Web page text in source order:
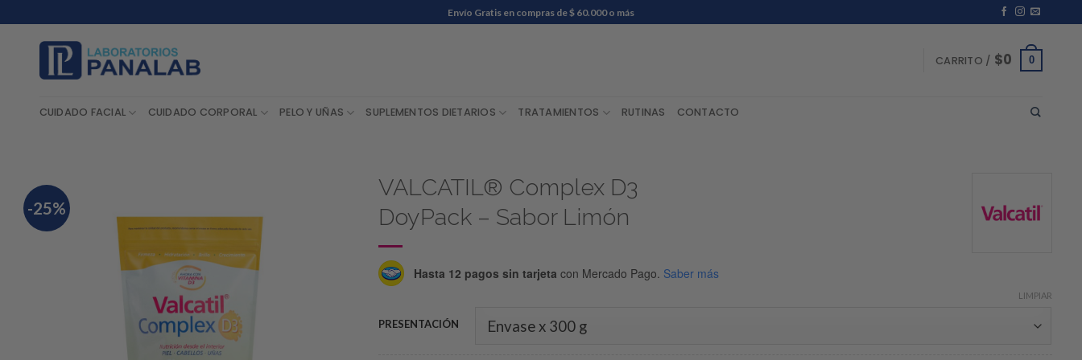
al
contenido
Envío Gratis en compras de $ 60.000 o más
CARRITO / $0 0
CUIDADO FACIAL CUIDADO CORPORAL PELO Y UÑAS SUPLEMENTOS DIETARIOS TRATAMIENTOS RUTINAS CONTACTO
-25%
VALCATIL® Complex D3
DoyPack – Sabor Limón
Hasta 12 pagos sin tarjeta con Mercado Pago. Saber más
PRESENTACIÓN
LIMPIAR